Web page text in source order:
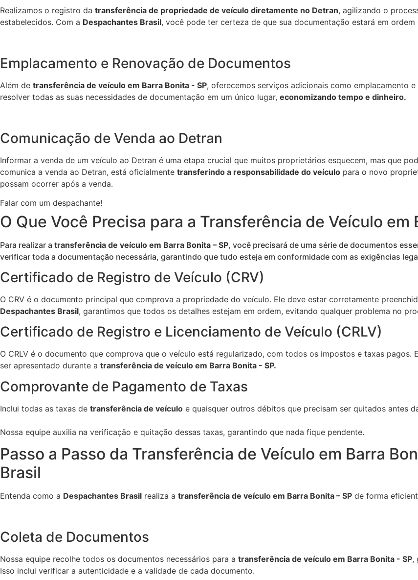
Realizamos o registro da transferência de propriedade de veículo diretamente no Detran, agilizando o
estabelecidos. Com a Despachantes Brasil, você pode ter certeza de que sua documentação estará em
Emplacamento e Renovação de Documentos
Além de transferência de veículo em Barra Bonita - SP, oferecemos serviços adicionais como emplacamento
resolver todas as suas necessidades de documentação em um único lugar, economizando tempo e dinheiro.
Comunicação de Venda ao Detran
Informar a venda de um veículo ao Detran é uma etapa crucial que muitos proprietários esquecem, mas que
comunica a venda ao Detran, está oficialmente transferindo a responsabilidade do veículo para o novo
possam ocorrer após a venda.
Falar com um despachante!
O Que Você Precisa para a Transferência de Veículo em
Para realizar a transferência de veículo em Barra Bonita – SP, você precisará de uma série de documentos
verificar toda a documentação necessária, garantindo que tudo esteja em conformidade com as exigências
Certificado de Registro de Veículo (CRV)
O CRV é o documento principal que comprova a propriedade do veículo. Ele deve estar corretamente
Despachantes Brasil, garantimos que todos os detalhes estejam em ordem, evitando qualquer problema no
Certificado de Registro e Licenciamento de Veículo (CRLV)
O CRLV é o documento que comprova que o veículo está regularizado, com todos os impostos e taxas
ser apresentado durante a transferência de veículo em Barra Bonita - SP.
Comprovante de Pagamento de Taxas
Inclui todas as taxas de transferência de veículo e quaisquer outros débitos que precisam ser quitados antes
Nossa equipe auxilia na verificação e quitação dessas taxas, garantindo que nada fique pendente.
Passo a Passo da Transferência de Veículo em Barra
Brasil
Entenda como a Despachantes Brasil realiza a transferência de veículo em Barra Bonita – SP de forma
Coleta de Documentos
Nossa equipe recolhe todos os documentos necessários para a transferência de veículo em Barra Bonita - SP,
Isso inclui verificar a autenticidade e a validade de cada documento.